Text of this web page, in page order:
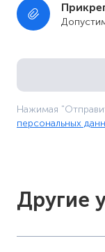
Нажимая
персональных
Другие